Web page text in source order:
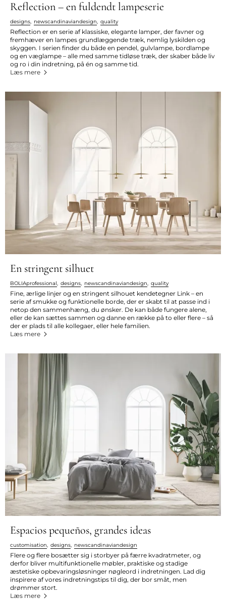
Reflection – en fuldendt lampeserie
designs, newscandinaviandesign, quality
Reflection er en serie af klassiske, elegante lamper, der favner og
fremhæver en lampes grundlæggende træk, nemlig lyskilden og
skyggen. I serien finder du både en pendel, gulvlampe, bordlampe
og en væglampe – alle med samme tidløse træk, der skaber både liv
og ro i din indretning, på én og samme tid.
Læs mere
En stringent silhuet
BOLIAprofessional, designs, newscandinaviandesign, quality
Fine, ærlige linjer og en stringent silhouet kendetegner Link – en
serie af smukke og funktionelle borde, der er skabt til at passe ind i
netop den sammenhæng, du ønsker. De kan både fungere alene,
eller de kan sættes sammen og danne en række på to eller flere – så
der er plads til alle kollegaer, eller hele familien.
Læs mere
Espacios pequeños, grandes ideas
customisation, designs, newscandinaviandesign
Flere og flere bosætter sig i storbyer på færre kvadratmeter, og
derfor bliver multifunktionelle møbler, praktiske og stadige
æstetiske opbevaringsløsninger nøgleord i indretningen. Lad dig
inspirere af vores indretningstips til dig, der bor småt, men
drømmer stort.
Læs mere